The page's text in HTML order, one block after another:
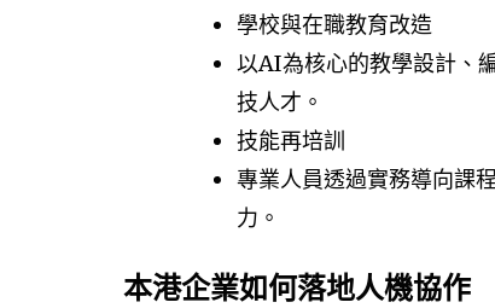
學校與在職教育改造
以AI為核心的教學設計、
技人才。
技能再培訓
專業人員透過實務導向課
力。
本港企業如何落地人機協作